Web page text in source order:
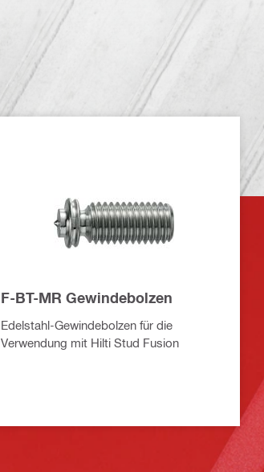
F-BT-MR Gewindebolzen
Edelstahl-Gewindebolzen für die
Verwendung mit Hilti Stud Fusion